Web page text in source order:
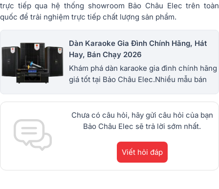
trực tiếp qua hệ thống showroom Bảo Châu Elec trên toàn
quốc để trải nghiệm trực tiếp chất lượng sản phẩm.
Dàn Karaoke Gia Đình Chính Hãng, Hát
Hay, Bán Chạy 2026
Khám phá dàn karaoke gia đình chính hãng
giá tốt tại Bảo Châu Elec.Nhiều mẫu bán
dBTechnologies, Philips Cao
Cấp.1900.0255
Chưa có câu hỏi, hãy gửi câu hỏi của bạn
Bảo Châu Elec sẽ trả lời sớm nhất.
Viết hỏi đáp